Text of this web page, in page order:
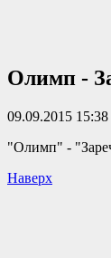
Олимп -
09.09.2015 15:38
"Олимп" -
Наверх